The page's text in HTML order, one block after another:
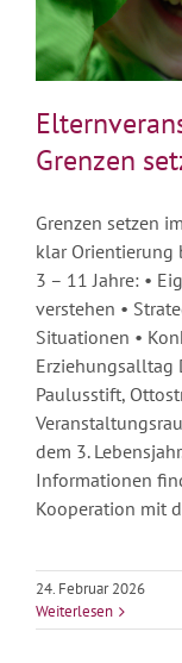
Grenzen
Grenzen setzen
klar Orientierung
3 – 11 Jahre: •
verstehen •
Situationen •
Erziehungsalltag
Paulusstift,
dem 3.
Informationen
Kooperation mit
24. Februar 2026
Weiterlesen